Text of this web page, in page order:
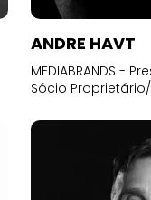
ANDRE HAVT
MEDIABRANDS -
Sócio